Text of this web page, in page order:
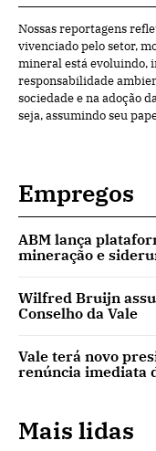
Nossas reportagens
vivenciado pelo setor,
mineral está evoluindo,
responsabilidade
sociedade e na adoção
seja, assumindo seu
Empregos
ABM lança
mineração e
Wilfred Bruijn
Conselho da Vale
Vale terá novo
renúncia imediata
Mais lidas